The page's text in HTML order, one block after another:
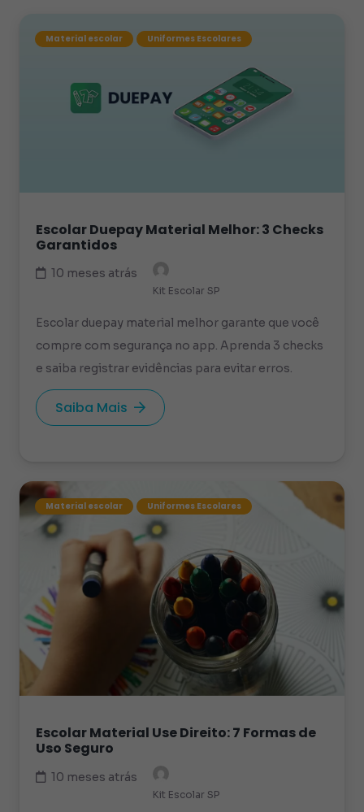
Material escolar Uniformes Escolares
Escolar Duepay Material Melhor: 3 Checks
Garantidos
10 meses atrás
Kit Escolar SP
Escolar duepay material melhor garante que você
compre com segurança no app. Aprenda 3 checks
e saiba registrar evidências para evitar erros.
Saiba Mais
Material escolar Uniformes Escolares
Escolar Material Use Direito: 7 Formas de
Uso Seguro
10 meses atrás
Kit Escolar SP